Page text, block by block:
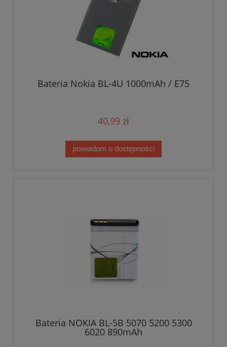
Bateria Nokia BL-4U 1000mAh / E75
40,99 zł
powiadom o dostępności
Bateria NOKIA BL-5B 5070 5200 5300
6020 890mAh